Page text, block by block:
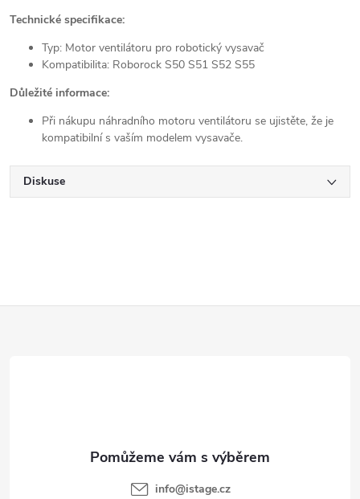
Technické specifikace:
Typ: Motor ventilátoru pro robotický vysavač
Kompatibilita: Roborock S50 S51 S52 S55
Důležité informace:
Při nákupu náhradního motoru ventilátoru se ujistěte, že je
kompatibilní s vaším modelem vysavače.
Diskuse
info@istage.cz